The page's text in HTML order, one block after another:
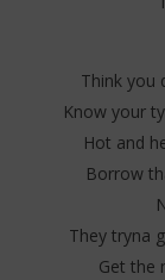
Think you
Know your
Hot and
Borrow
They tryna
Get the